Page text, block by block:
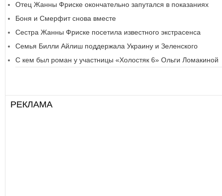
Отец Жанны Фриске окончательно запутался в показаниях
Боня и Смерфит снова вместе
Сестра Жанны Фриске посетила известного экстрасенса
Семья Билли Айлиш поддержала Украину и Зеленского
С кем был роман у участницы «Холостяк 6» Ольги Ломакиной
РЕКЛАМА